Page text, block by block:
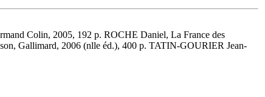
Colin, 2005, 192 p. ROCHE Daniel, La France des
Gallimard, 2006 (nlle éd.), 400 p. TATIN-GOURIER Jean-